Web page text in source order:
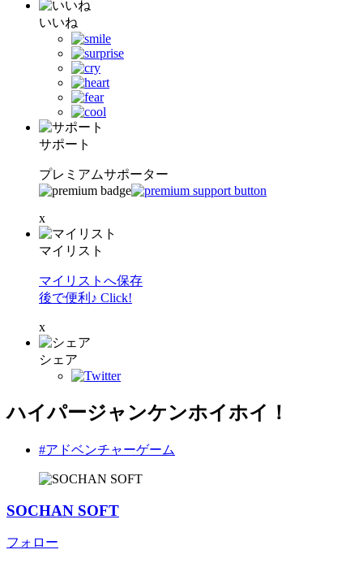
いいね
サポート
プレミアムサポーター
x
マイリスト
マイリストへ保存
後で便利♪ Click!
x
シェア
ハイパージャンケンホイホイ！
#アドベンチャーゲーム
SOCHAN SOFT
フォロー